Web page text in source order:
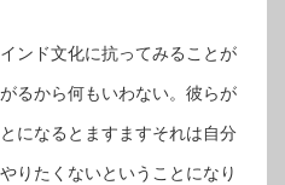
ンド文化に抗ってみることが
るから何もいわない。彼らが
になるとますますそれは自分
りたくないということになり